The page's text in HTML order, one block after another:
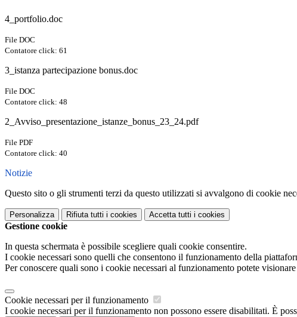
4_portfolio.doc
File DOC
Contatore click: 61
3_istanza partecipazione bonus.doc
File DOC
Contatore click: 48
2_Avviso_presentazione_istanze_bonus_23_24.pdf
File PDF
Contatore click: 40
Notizie
Questo sito o gli strumenti terzi da questo utilizzati si avvalgono di cookie
Personalizza Rifiuta tutti i cookies Accetta tutti i cookies
Gestione cookie
In questa schermata è possibile scegliere quali cookie consentire.
I cookie necessari sono quelli che consentono il funzionamento della
Per conoscere quali sono i cookie necessari al funzionamento potete visionare
Cookie necessari per il funzionamento
I cookie necessari per il funzionamento non possono essere disabilitati. È